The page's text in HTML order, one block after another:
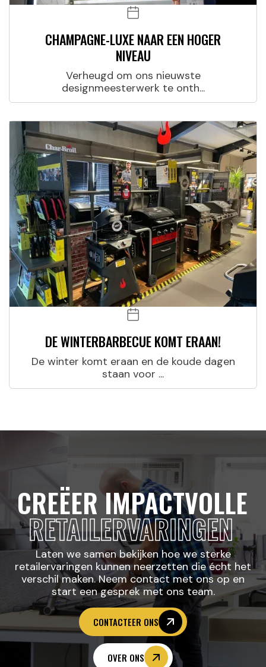
CHAMPAGNE-LUXE NAAR EEN HOGER
NIVEAU
Verheugd om ons nieuwste
designmeesterwerk te onth...
DE WINTERBARBECUE KOMT ERAAN!
De winter komt eraan en de koude dagen
staan voor ...
CREËER IMPACTVOLLE
RETAILERVARINGEN
Laten we samen bekijken hoe we sterke
retailervaringen kunnen neerzetten die écht het
verschil maken. Neem contact met ons op en
start een gesprek met ons team.
CONTACTEER ONS
OVER ONS